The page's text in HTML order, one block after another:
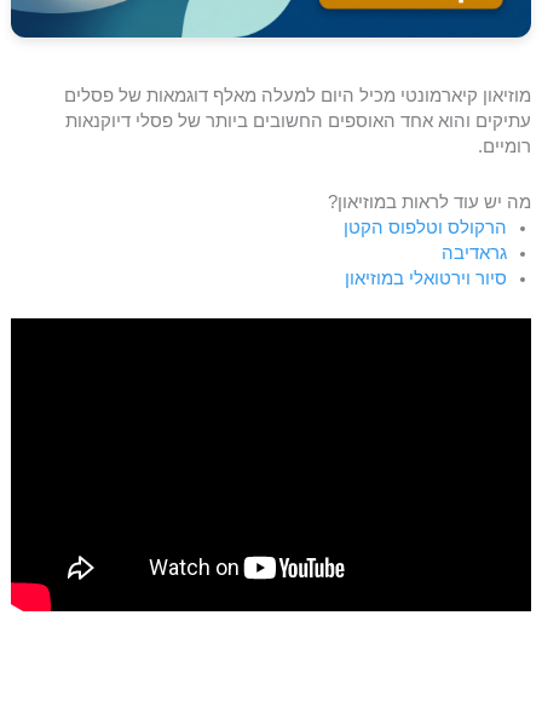
מוזיאון קיארמונטי מכיל היום למעלה מאלף דוגמאות של פסלים
עתיקים והוא אחד האוספים החשובים ביותר של פסלי דיוקנאות
רומיים.
מה יש עוד לראות במוזיאון?
הרקולס וטלפוס הקטן
גראדיבה
סיור וירטואלי במוזיאון